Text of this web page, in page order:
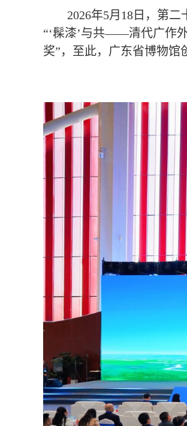
2026年5月18日，第
“‘髹漆’与共——清代广作
奖”，至此，广东省博物馆